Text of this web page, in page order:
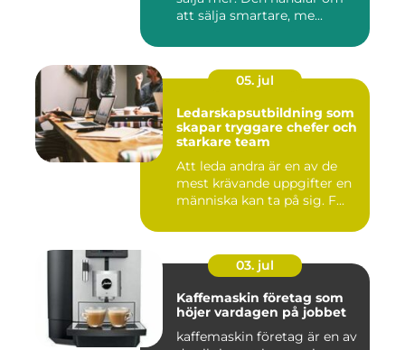
att sälja smartare, me...
05. jul
Ledarskapsutbildning som
skapar tryggare chefer och
starkare team
Att leda andra är en av de
mest krävande uppgifter en
människa kan ta på sig. F...
03. jul
Kaffemaskin företag som
höjer vardagen på jobbet
kaffemaskin företag är en av